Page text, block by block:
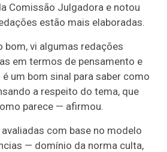
Comissão Julgadora e notou
estão mais elaboradas.
bom, vi algumas redações
em termos de pensamento e
um bom sinal para saber como
a respeito do tema, que
parece — afirmou.
com base no modelo
— domínio da norma culta,